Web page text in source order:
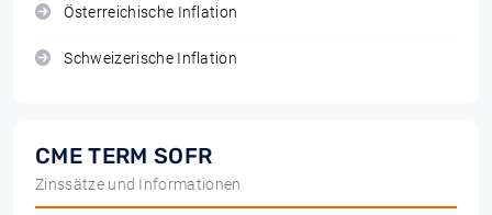
Österreichische Inflation
Schweizerische Inflation
CME TERM SOFR
Zinssätze und Informationen